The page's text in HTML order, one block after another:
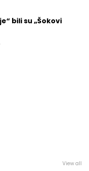
bili su „Šokovi
View all